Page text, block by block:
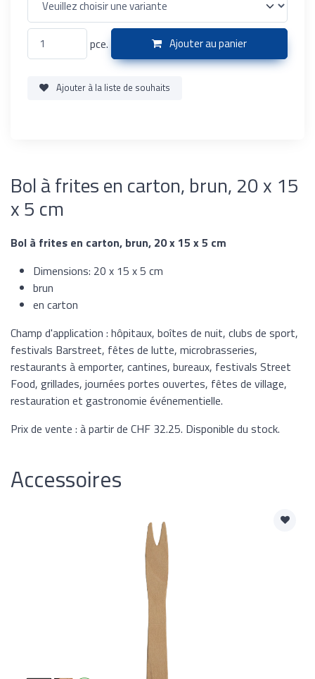
pce. Ajouter au panier
Ajouter à la liste de souhaits
Bol à frites en carton, brun, 20 x 15
x 5 cm
Bol à frites en carton, brun, 20 x 15 x 5 cm
Dimensions: 20 x 15 x 5 cm
brun
en carton
Champ d'application : hôpitaux, boîtes de nuit, clubs de sport,
festivals Barstreet, fêtes de lutte, microbrasseries,
restaurants à emporter, cantines, bureaux, festivals Street
Food, grillades, journées portes ouvertes, fêtes de village,
restauration et gastronomie événementielle.
Prix de vente : à partir de CHF 32.25. Disponible du stock.
Accessoires